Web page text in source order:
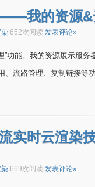
我的资源&
染 652次阅读 发表评论»
”功能。我的资源展示服
流路管理、复制链接等功
实时云渲染
染 669次阅读 发表评论»